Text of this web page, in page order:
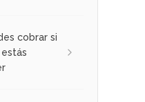
cobrar si